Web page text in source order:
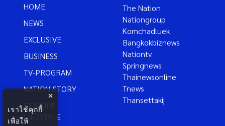
HOME
NEWS
EXCLUSIVE
BUSINESS
TV-PROGRAM
NATION-STORY
FEATURE-
LIFESTYLE
The Nation
Nationgroup
Komchadluek
Bangkokbiznews
Nationtv
Springnews
Thainewsonline
Tnews
Thansettakij
×
เราใช้คุกกี้
เพื่อให้